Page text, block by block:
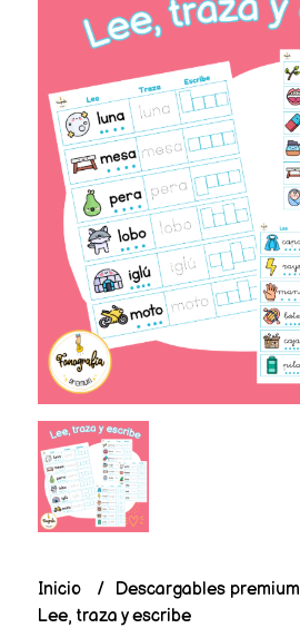
Inicio
Descargables premium
Lee, traza y escribe